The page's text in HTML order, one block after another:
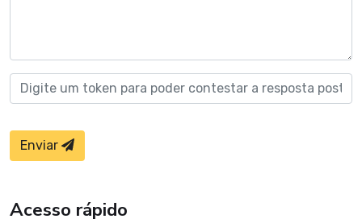
Enviar
Acesso rápido